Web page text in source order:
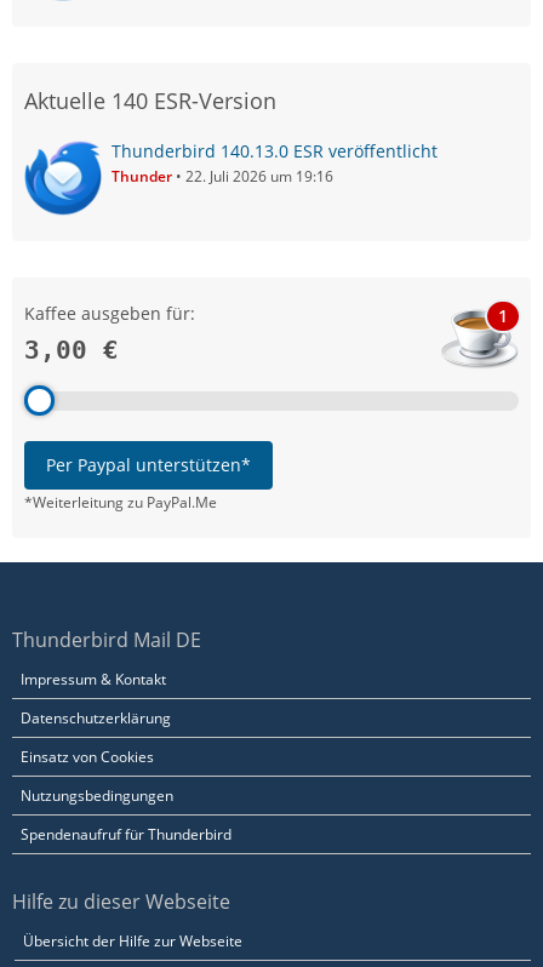
Aktuelle 140 ESR-Version
Thunderbird 140.13.0 ESR veröffentlicht
Thunder 22. Juli 2026 um 19:16
Kaffee ausgeben für:
3,00 €
1
Per Paypal unterstützen*
*Weiterleitung zu PayPal.Me
Thunderbird Mail DE
Impressum & Kontakt
Datenschutzerklärung
Einsatz von Cookies
Nutzungsbedingungen
Spendenaufruf für Thunderbird
Hilfe zu dieser Webseite
Übersicht der Hilfe zur Webseite